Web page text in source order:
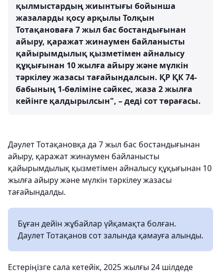
қылмыстардың жиынтығы бойынша
жазаларды қосу арқылы Толқын
Тотақановаға 7 жыл бас бостандығынан
айыру, қаражат жинаумен байланысты
қайырымдылық қызметімен айналысу
құқығынан 10 жылға айыру және мүлкін
тәркілеу жазасы тағайындалсын. ҚР ҚК 74-
бабының 1-бөліміне сәйкес, жаза 2 жылға
кейінге қалдырылсын", – деді сот төрағасы.
Дәулет Тотақановқа да 7 жыл бас бостандығынан
айыру, қаражат жинаумен байланысты
қайырымдылық қызметімен айналысу құқығынан 10
жылға айыру және мүлкін тәркілеу жазасы
тағайындалды.
Бұған дейін жұбайлар үйқамақта болған.
Даулет Тотақанов сот залында қамауға алынды.
Естеріңізге сала кетейік, 2025 жылғы 24 шілдеде